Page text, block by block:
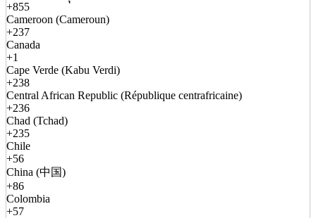
+855
Cameroon (Cameroun)
+237
Canada
+1
Cape Verde (Kabu Verdi)
+238
Central African Republic (République centrafricaine)
+236
Chad (Tchad)
+235
Chile
+56
China (中国)
+86
Colombia
+57